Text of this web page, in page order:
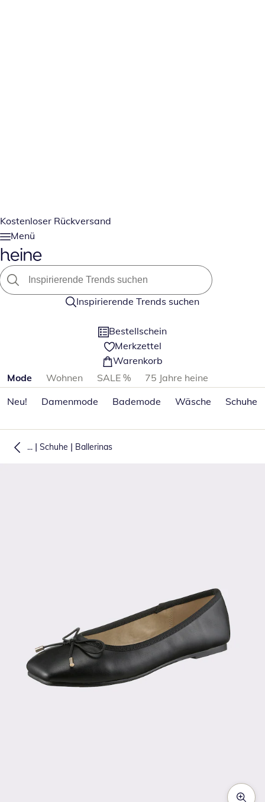
Kostenloser Rückversand
Menü
Inspirierende Trends suchen
Bestellschein
Merkzettel
Warenkorb
Produktkategorien überspringen
Mode Wohnen SALE %
75 Jahre heine
Neu!
Damenmode Bademode Wäsche Schuhe
... | Schuhe | Ballerinas